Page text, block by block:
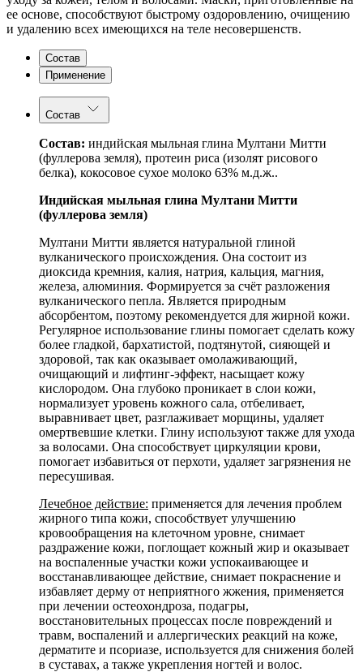
ее основе, способствуют быстрому оздоровлению, очищению
и удалению всех имеющихся на теле несовершенств.
Состав
Применение
Состав
Состав: индийская мыльная глина Мултани Митти
(фуллерова земля), протеин риса (изолят рисового
белка), кокосовое сухое молоко 63% м.д.ж..
Индийская мыльная глина Мултани Митти
(фуллерова земля)
Мултани Митти является натуральной глиной
вулканического происхождения. Она состоит из
диоксида кремния, калия, натрия, кальция, магния,
железа, алюминия. Формируется за счёт разложения
вулканического пепла. Является природным
абсорбентом, поэтому рекомендуется для жирной кожи.
Регулярное использование глины помогает сделать кожу
более гладкой, бархатистой, подтянутой, сияющей и
здоровой, так как оказывает омолаживающий,
очищающий и лифтинг-эффект, насыщает кожу
кислородом. Она глубоко проникает в слои кожи,
нормализует уровень кожного сала, отбеливает,
выравнивает цвет, разглаживает морщины, удаляет
омертвевшие клетки. Глину используют также для ухода
за волосами. Она способствует циркуляции крови,
помогает избавиться от перхоти, удаляет загрязнения не
пересушивая.
Лечебное действие: применяется для лечения проблем
жирного типа кожи, способствует улучшению
кровообращения на клеточном уровне, снимает
раздражение кожи, поглощает кожный жир и оказывает
на воспаленные участки кожи успокаивающее и
восстанавливающее действие, снимает покраснение и
избавляет дерму от неприятного жжения, применяется
при лечении остеохондроза, подагры,
восстановительных процессах после повреждений и
травм, воспалений и аллергических реакций на коже,
дерматите и псориазе, используется для снижения болей
в суставах, а также укрепления ногтей и волос.